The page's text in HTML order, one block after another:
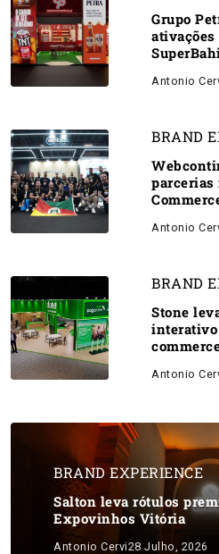
Grupo
ativações
Antonio
BRAND
parcerias
Antonio
BRAND
Stone
interativo
Antonio
BRAND EXPERIENCE
Salton leva rótulos
Expovinhos Vitória
Antonio Cervi28 Julho, 2026